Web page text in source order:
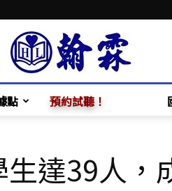
點 預約試聽！
生達39人，